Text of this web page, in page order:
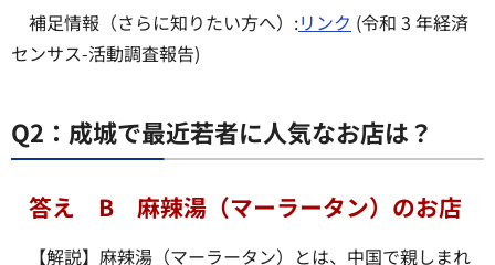
補足情報（さらに知りたい方へ）:リンク (令和 3 年経済
センサス-活動調査報告)
Q2：成城で最近若者に人気なお店は？
答え B 麻辣湯（マーラータン）のお店
【解説】麻辣湯（マーラータン）とは、中国で親しまれ